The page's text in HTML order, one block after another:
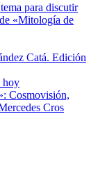
para discutir
«Mitología de
Catá. Edición
hoy
Cosmovisión,
Cros